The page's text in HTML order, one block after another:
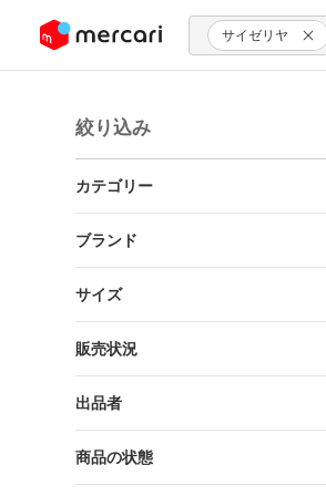
ツにスキップ サイゼリヤ
絞り込み
カテゴリー
ブランド
サイズ
販売状況
出品者
商品の状態